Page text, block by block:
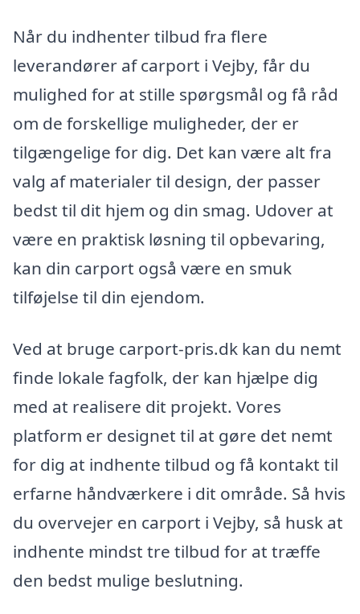
Når du indhenter tilbud fra flere
leverandører af carport i Vejby, får du
mulighed for at stille spørgsmål og få råd
om de forskellige muligheder, der er
tilgængelige for dig. Det kan være alt fra
valg af materialer til design, der passer
bedst til dit hjem og din smag. Udover at
være en praktisk løsning til opbevaring,
kan din carport også være en smuk
tilføjelse til din ejendom.
Ved at bruge carport-pris.dk kan du nemt
finde lokale fagfolk, der kan hjælpe dig
med at realisere dit projekt. Vores
platform er designet til at gøre det nemt
for dig at indhente tilbud og få kontakt til
erfarne håndværkere i dit område. Så hvis
du overvejer en carport i Vejby, så husk at
indhente mindst tre tilbud for at træffe
den bedst mulige beslutning.